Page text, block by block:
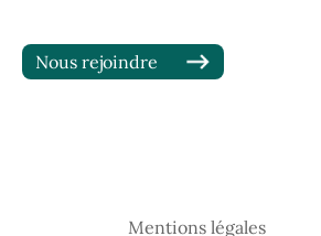
Nous rejoindre
Mentions légales